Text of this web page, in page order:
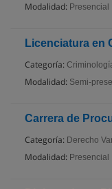
Modalidad: Presencial
Licenciatura en
Categoría:
Modalidad: Semi-
Carrera de
Categoría: Derecho
Modalidad: Presencial